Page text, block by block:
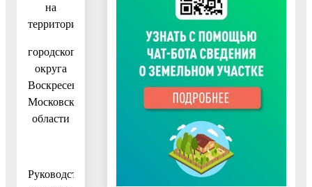
на
территории
городского
округа
Воскресенск
Московской
области
Руководствуясь